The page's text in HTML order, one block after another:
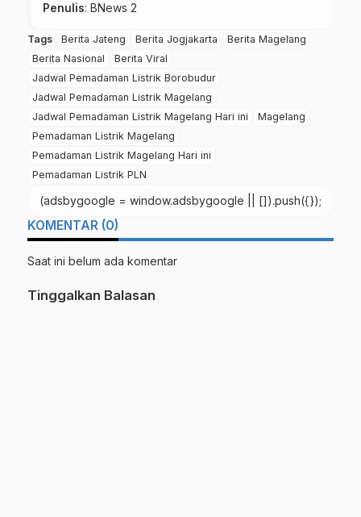
Penulis: BNews 2
Tags Berita Jateng Berita Jogjakarta
Berita Magelang
Berita Nasional
Berita Viral
Jadwal Pemadaman Listrik Borobudur
Jadwal Pemadaman Listrik Magelang
Jadwal Pemadaman Listrik Magelang Hari ini
Magelang
Pemadaman Listrik Magelang
Pemadaman Listrik Magelang Hari ini
Pemadaman Listrik PLN
(adsbygoogle = window.adsbygoogle || []).push({});
KOMENTAR (0)
Saat ini belum ada komentar
Tinggalkan Balasan